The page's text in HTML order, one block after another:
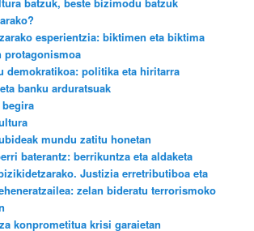
esperientzia: biktimen eta biktima
protagonismoa
demokratikoa: politika eta hiritarra
banku arduratsuak
mundu zatitu honetan
baterantz: berrikuntza eta aldaketa
Justizia erretributiboa eta
zelan bideratu terrorismoko
konprometitua krisi garaietan